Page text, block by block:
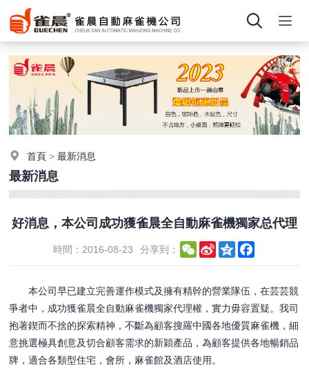
首頁 >最新消息
最新消息
好消息，本公司成功獲雀晨全自動麻雀機獨家总代理
時間：2016-08-23 分享到： WeChat
Sina
Weibo
Qzone
本公司早已建立完善運作模式及擁有精幹的營業隊伍，在芸芸競
爭者中，成功獲雀晨全自動麻雀機獨家代理權，實力毋容置疑。我司
抱著鍥而不捨的探索精神，不斷為顧客搜羅中國各地優質麻雀機，細
意挑選極具創意及切合顧客需求的新穎產品，為顧客提供各地暢銷品
牌，適合各類型住宅，會所，麻雀館及酒店使用。